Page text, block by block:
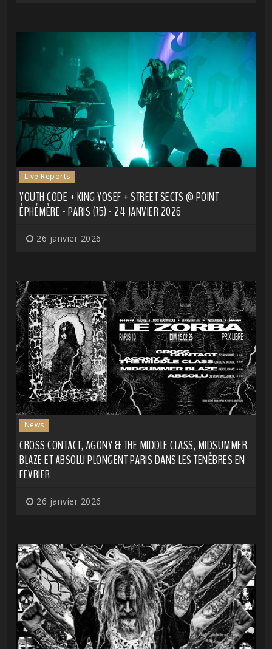
Live Reports
YOUTH CODE + KING YOSEF + STREET SECTS @ POINT
ÉPHÉMÈRE - PARIS (75) - 24 JANVIER 2026
26 janvier 2026
News
CROSS CONTACT, AGONY & THE MIDDLE CLASS, MIDSUMMER
BLAZE ET ABSOLU PLONGENT PARIS DANS LES TÉNÈBRES EN
FÉVRIER
26 janvier 2026